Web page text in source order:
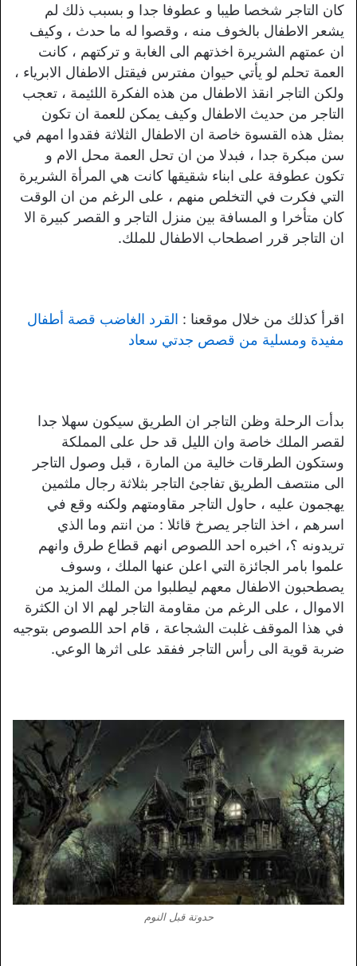
كان التاجر شخصا طيبا و عطوفا جدا و بسبب ذلك لم
يشعر الاطفال بالخوف منه ، وقصوا له ما حدث ، وكيف
ان عمتهم الشريرة اخذتهم الى الغابة و تركتهم ، كانت
العمة تحلم لو يأتي حيوان مفترس فيقتل الاطفال الابرياء ،
ولكن التاجر انقذ الاطفال من هذه الفكرة اللئيمة ، تعجب
التاجر من حديث الاطفال وكيف يمكن للعمة ان تكون
بمثل هذه القسوة خاصة ان الاطفال الثلاثة فقدوا امهم في
سن مبكرة جدا ، فبدلا من ان تحل العمة محل الام و
تكون عطوفة على ابناء شقيقها كانت هي المرأة الشريرة
التي فكرت في التخلص منهم ، على الرغم من ان الوقت
كان متأخرا و المسافة بين منزل التاجر و القصر كبيرة الا
ان التاجر قرر اصطحاب الاطفال للملك.
اقرأ كذلك من خلال موقعنا : القرد الغاضب قصة أطفال
مفيدة ومسلية من قصص جدتي سعاد
بدأت الرحلة وظن التاجر ان الطريق سيكون سهلا جدا
لقصر الملك خاصة وان الليل قد حل على المملكة
وستكون الطرقات خالية من المارة ، قبل وصول التاجر
الى منتصف الطريق تفاجئ التاجر بثلاثة رجال ملثمين
يهجمون عليه ، حاول التاجر مقاومتهم ولكنه وقع في
اسرهم ، اخذ التاجر يصرخ قائلا : من انتم وما الذي
تريدونه ؟، اخبره احد اللصوص انهم قطاع طرق وانهم
علموا بامر الجائزة التي اعلن عنها الملك ، وسوف
يصطحبون الاطفال معهم ليطلبوا من الملك المزيد من
الاموال ، على الرغم من مقاومة التاجر لهم الا ان الكثرة
في هذا الموقف غلبت الشجاعة ، قام احد اللصوص بتوجيه
ضربة قوية الى رأس التاجر ففقد على اثرها الوعي.
حدوتة قبل النوم